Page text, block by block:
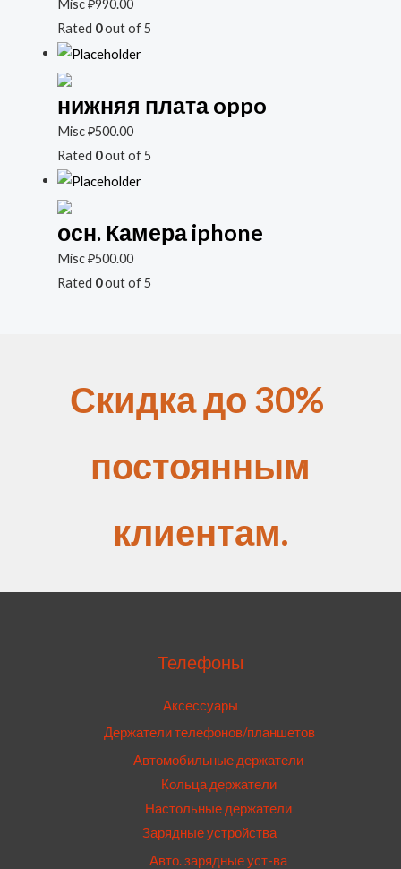
Misc₽990.00
Rated 0out of 5
нижняя плата oppo
Misc₽500.00
Rated 0out of 5
осн. Камера iphone
Misc₽500.00
Rated 0out of 5
Скидка до 30%
постоянным
клиентам.
Телефоны
Аксессуары
Держатели телефонов/планшетов
Автомобильные держатели
Кольца держатели
Настольные держатели
Зарядные устройства
Авто. зарядные уст-ва